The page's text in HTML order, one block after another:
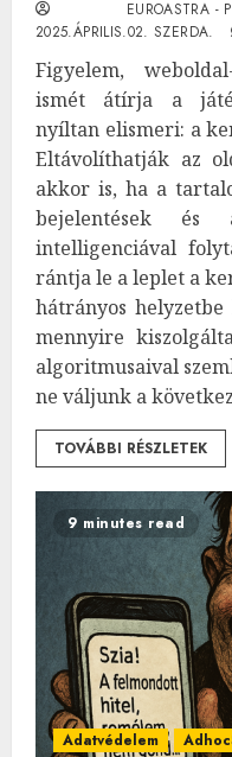
EUROASTRA -
2025.ÁPRILIS.02. SZERDA.
Figyelem,
ismét átírja a
nyíltan elismeri: a
Eltávolíthatják az
akkor is, ha a
bejelentések és
intelligenciával
rántja le a leplet a
hátrányos
mennyire
algoritmusaival
ne váljunk a
TOVÁBBI RÉSZLETEK
9 minutes read
Adatvédelem